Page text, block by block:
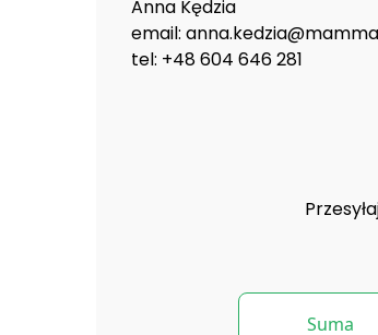
Anna Kędzia
email:
tel: +48 604 646 281
Suma